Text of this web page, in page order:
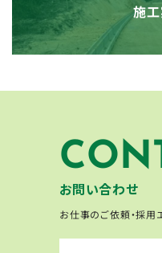
施
お問い合わせ
お仕事のご依頼・採用